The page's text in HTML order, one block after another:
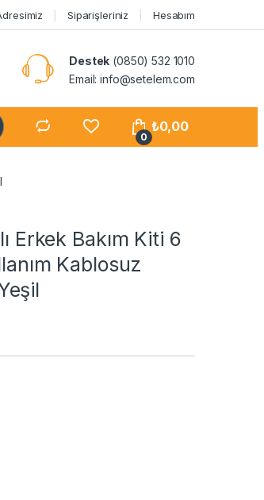
Siparişleriniz Hesabım
Destek (0850) 532 1010
Email: info@setelem.com
0
₺0,00
Erkek Bakım Kiti 6
Kablosuz